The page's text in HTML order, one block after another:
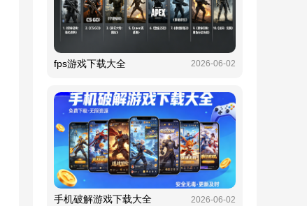
fps游戏下载大全 2026-06-02
手机破解游戏下载大全 2026-06-02